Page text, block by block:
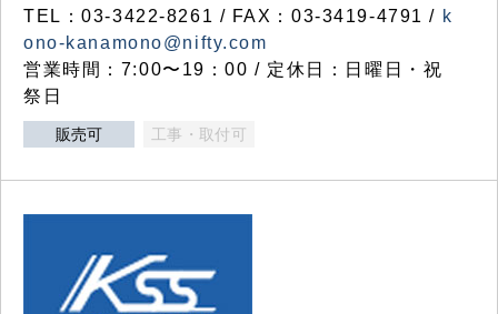
TEL：03-3422-8261 / FAX：03-3419-4791 / k
ono-kanamono@nifty.com
営業時間：7:00〜19：00 / 定休日：日曜日・祝
祭日
販売可 工事・取付可